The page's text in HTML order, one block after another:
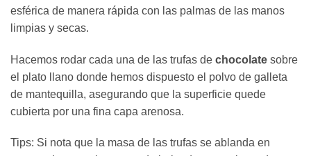
esférica de manera rápida con las palmas de las manos
limpias y secas.
Hacemos rodar cada una de las trufas de chocolate sobre
el plato llano donde hemos dispuesto el polvo de galleta
de mantequilla, asegurando que la superficie quede
cubierta por una fina capa arenosa.
Tips: Si nota que la masa de las trufas se ablanda en